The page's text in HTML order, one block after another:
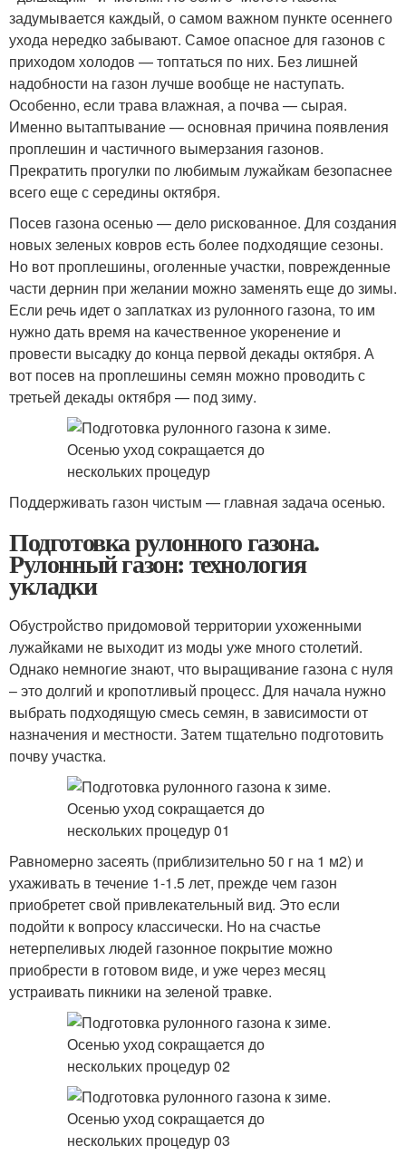
задумывается каждый, о самом важном пункте осеннего
ухода нередко забывают. Самое опасное для газонов с
приходом холодов — топтаться по них. Без лишней
надобности на газон лучше вообще не наступать.
Особенно, если трава влажная, а почва — сырая.
Именно вытаптывание — основная причина появления
проплешин и частичного вымерзания газонов.
Прекратить прогулки по любимым лужайкам безопаснее
всего еще с середины октября.
Посев газона осенью — дело рискованное. Для создания
новых зеленых ковров есть более подходящие сезоны.
Но вот проплешины, оголенные участки, поврежденные
части дернин при желании можно заменять еще до зимы.
Если речь идет о заплатках из рулонного газона, то им
нужно дать время на качественное укоренение и
провести высадку до конца первой декады октября. А
вот посев на проплешины семян можно проводить с
третьей декады октября — под зиму.
Поддерживать газон чистым — главная задача осенью.
Подготовка рулонного газона.
Рулонный газон: технология
укладки
Обустройство придомовой территории ухоженными
лужайками не выходит из моды уже много столетий.
Однако немногие знают, что выращивание газона с нуля
– это долгий и кропотливый процесс. Для начала нужно
выбрать подходящую смесь семян, в зависимости от
назначения и местности. Затем тщательно подготовить
почву участка.
Равномерно засеять (приблизительно 50 г на 1 м2) и
ухаживать в течение 1-1.5 лет, прежде чем газон
приобретет свой привлекательный вид. Это если
подойти к вопросу классически. Но на счастье
нетерпеливых людей газонное покрытие можно
приобрести в готовом виде, и уже через месяц
устраивать пикники на зеленой травке.